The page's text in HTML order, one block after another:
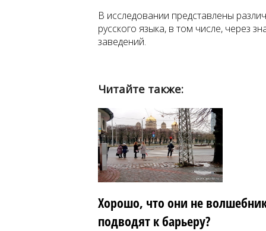
В исследовании представлены
русского языка, в том числе, через
заведений.
Читайте также:
Хорошо, что они не
подводят к барьеру?